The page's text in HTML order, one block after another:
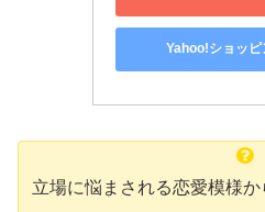
Yahoo!ショッピ
立場に悩まされる恋愛模様か